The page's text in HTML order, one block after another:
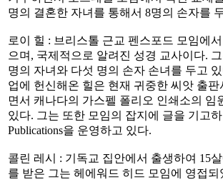
명의 결혼한 자녀를 통해서 8명의 손자를
로이 힐 : 브리스톨 근교 펜스포드 모임에
으며, 국제적으로 알려진 성경 교사이다.
명의 자녀와 다섯 명의 손자 손녀를 두고
업에 헌신해온 힐은 현재 귀중한 씨앗 출판
면서 캐나다의 가스펠 폴리오 인쇄소의 임
있다. 그는 또한 모임의 잡지에 글을 기고하
Publications을 운영하고 있다.
콜린 레시 : 기독교 집안에서 출생하여 15
를 받은 그는 헤에워드 히드 모임에 영접되